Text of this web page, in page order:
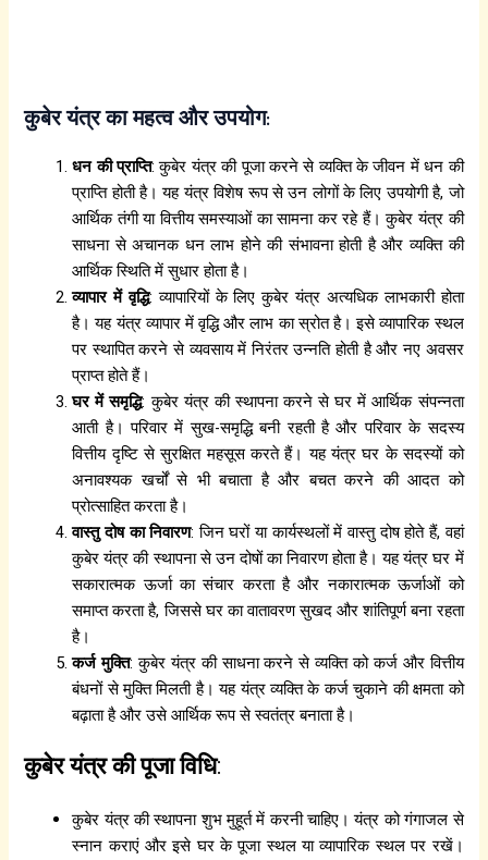
कुबेर यंत्र का महत्व और उपयोग:
धन की प्राप्ति: कुबेर यंत्र की पूजा करने से व्यक्ति के जीवन में धन की
प्राप्ति होती है। यह यंत्र विशेष रूप से उन लोगों के लिए उपयोगी है, जो
आर्थिक तंगी या वित्तीय समस्याओं का सामना कर रहे हैं। कुबेर यंत्र की
साधना से अचानक धन लाभ होने की संभावना होती है और व्यक्ति की
आर्थिक स्थिति में सुधार होता है।
व्यापार में वृद्धि: व्यापारियों के लिए कुबेर यंत्र अत्यधिक लाभकारी होता
है। यह यंत्र व्यापार में वृद्धि और लाभ का स्रोत है। इसे व्यापारिक स्थल
पर स्थापित करने से व्यवसाय में निरंतर उन्नति होती है और नए अवसर
प्राप्त होते हैं।
घर में समृद्धि: कुबेर यंत्र की स्थापना करने से घर में आर्थिक संपन्नता
आती है। परिवार में सुख-समृद्धि बनी रहती है और परिवार के सदस्य
वित्तीय दृष्टि से सुरक्षित महसूस करते हैं। यह यंत्र घर के सदस्यों को
अनावश्यक खर्चों से भी बचाता है और बचत करने की आदत को
प्रोत्साहित करता है।
वास्तु दोष का निवारण: जिन घरों या कार्यस्थलों में वास्तु दोष होते हैं, वहां
कुबेर यंत्र की स्थापना से उन दोषों का निवारण होता है। यह यंत्र घर में
सकारात्मक ऊर्जा का संचार करता है और नकारात्मक ऊर्जाओं को
समाप्त करता है, जिससे घर का वातावरण सुखद और शांतिपूर्ण बना रहता
है।
कर्ज मुक्ति: कुबेर यंत्र की साधना करने से व्यक्ति को कर्ज और वित्तीय
बंधनों से मुक्ति मिलती है। यह यंत्र व्यक्ति के कर्ज चुकाने की क्षमता को
बढ़ाता है और उसे आर्थिक रूप से स्वतंत्र बनाता है।
कुबेर यंत्र की पूजा विधि:
कुबेर यंत्र की स्थापना शुभ मुहूर्त में करनी चाहिए। यंत्र को गंगाजल से
स्नान कराएं और इसे घर के पूजा स्थल या व्यापारिक स्थल पर रखें।